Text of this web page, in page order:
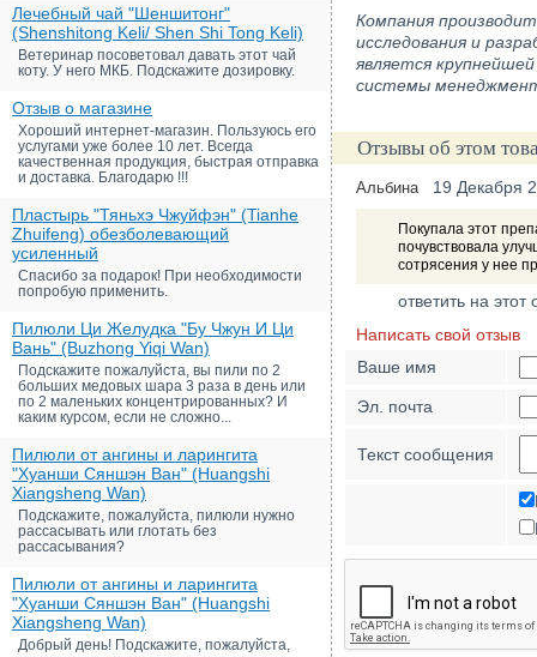
Лечебный чай "Шеншитонг"
(Shenshitong Keli/ Shen Shi Tong Keli)
Ветеринар посоветовал давать этот чай
коту. У него МКБ. Подскажите дозировку.
Отзыв о магазине
Хороший интернет-магазин. Пользуюсь его
услугами уже более 10 лет. Всегда
качественная продукция, быстрая отправка
и доставка. Благодарю !!!
Пластырь "Тяньхэ Чжуйфэн" (Tianhe
Zhuifeng) обезболевающий
усиленный
Спасибо за подарок! При необходимости
попробую применить.
Пилюли Ци Желудка "Бу Чжун И Ци
Вань" (Buzhong Yiqi Wan)
Подскажите пожалуйста, вы пили по 2
больших медовых шара 3 раза в день или
по 2 маленьких концентрированных? И
каким курсом, если не сложно...
Пилюли от ангины и ларингита
"Хуанши Сяншэн Ван" (Huangshi
Xiangsheng Wan)
Подскажите, пожалуйста, пилюли нужно
рассасывать или глотать без
рассасывания?
Пилюли от ангины и ларингита
"Хуанши Сяншэн Ван" (Huangshi
Xiangsheng Wan)
Добрый день! Подскажите, пожалуйста,
Компания
исследования и
является
системы
Отзывы об этом
Альбина 19 Декабря
Покупала этот
почувствовала
сотрясения у нее
ответить на этот
Написать свой отзыв
Ваше имя
Эл. почта
Текст сообщения